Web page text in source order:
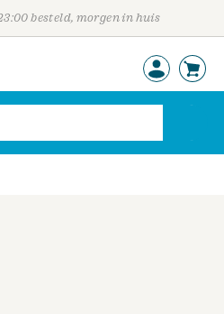
besteld, morgen in huis